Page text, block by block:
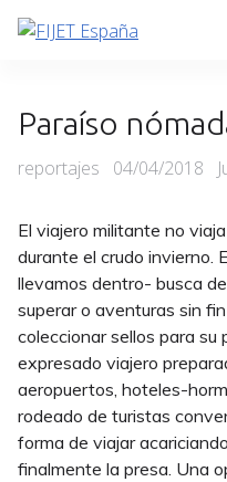
Skip
Paraíso
Categories
reportajes
Posted
04/04/2018
El viajero militante no
durante el crudo invierno.
llevamos dentro- busca
superar o aventuras sin
coleccionar sellos para
expresado viajero
aeropuertos, hoteles-
rodeado de turistas
forma de viajar
finalmente la presa. Una